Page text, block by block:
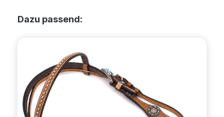
Produktgalerie überspringen
Dazu passend: